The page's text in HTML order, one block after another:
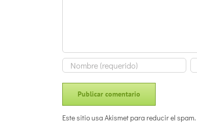
Este sitio usa Akismet para reducir el spam.